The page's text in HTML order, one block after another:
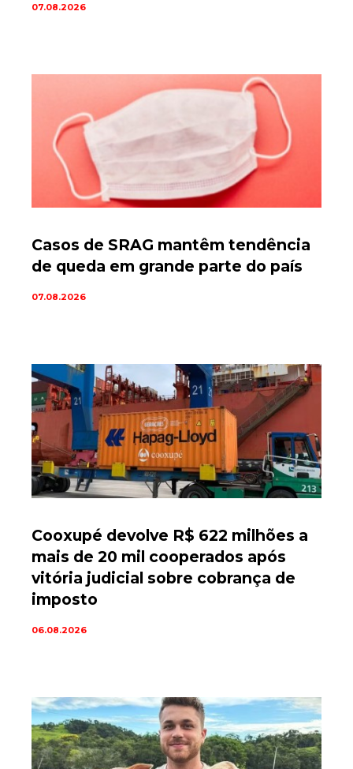
07.08.2026
Casos de SRAG mantêm tendência
de queda em grande parte do país
07.08.2026
Cooxupé devolve R$ 622 milhões a
mais de 20 mil cooperados após
vitória judicial sobre cobrança de
imposto
06.08.2026